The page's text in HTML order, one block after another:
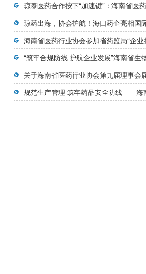
琼泰医药合作按下“加速键”：海南省医
琼药出海，协会护航！海口药企亮相国
海南省医药行业协会参加省药监局“企业
“筑牢合规防线 护航企业发展”海南省生
关于海南省医药行业协会第九届理事会
规范生产管理 筑牢药品安全防线——海